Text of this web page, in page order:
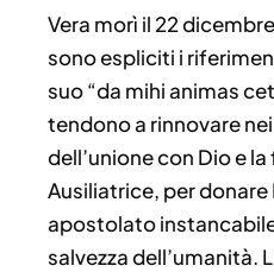
Vera morì il 22
sono espliciti i
suo “da mihi animas
tendono a rinnovare
dell’unione con Dio e
Ausiliatrice, per
apostolato
salvezza dell’umanità.